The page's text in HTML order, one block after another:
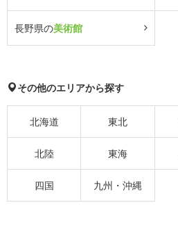
長野県の美術館
その他のエリアから探す
北海道 東北
北陸 東海
四国 九州・沖縄